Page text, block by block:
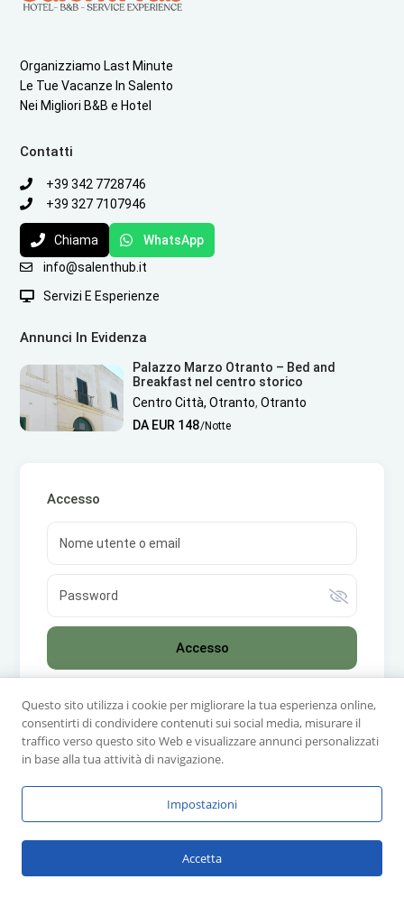
Organizziamo Last Minute
Le Tue Vacanze In Salento
Nei Migliori B&B e Hotel
Contatti
+39 342 7728746
+39 327 7107946
Chiama
WhatsApp
info@salenthub.it
Servizi E Esperienze
Annunci In Evidenza
Palazzo Marzo Otranto – Bed and
Breakfast nel centro storico
Centro Città, Otranto, Otranto
DA EUR 148/Notte
Accesso
Accesso
password?
Termini & Condizioni
Politica di ritorno
Questo sito utilizza i cookie per migliorare la tua esperienza online,
consentirti di condividere contenuti sui social media, misurare il
traffico verso questo sito Web e visualizzare annunci personalizzati
in base alla tua attività di navigazione.
Impostazioni
Accetta